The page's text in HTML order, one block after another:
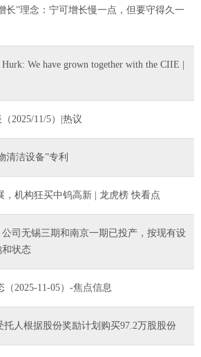
长”理念：宁可增长慢一点，但要守得久一
We have grown together with the CIIE |
2025/11/5）|热议
清洁设备”专利
，机构狂买中钨高新 | 龙虎榜 快看点
司无锡三期和南京一期已投产，按现有设
状态
2025-11-05）-焦点信息
托人根据股份奖励计划购买97.2万股股份